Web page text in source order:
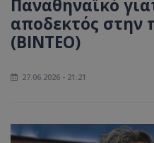
Παναθηναϊκό
αποδεκτός στην
(ΒΙΝΤΕΟ)
27.06.2026 - 21:21